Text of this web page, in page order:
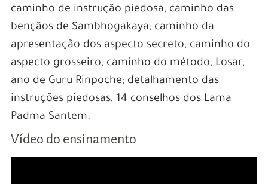
caminho de instrução piedosa; caminho das
bençãos de Sambhogakaya; caminho da
apresentação dos aspecto secreto; caminho do
aspecto grosseiro; caminho do método; Losar,
ano de Guru Rinpoche; detalhamento das
instruções piedosas, 14 conselhos dos Lama
Padma Santem.
Vídeo do ensinamento